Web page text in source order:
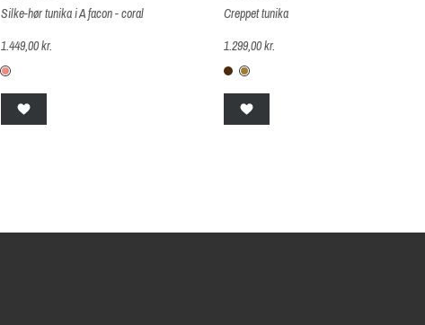
Silke-hør tunika i A facon - coral
1.449,00 kr.
G-885-koral
Creppet tunika
1.299,00 kr.
G-245-peber brown
G-246-Lime